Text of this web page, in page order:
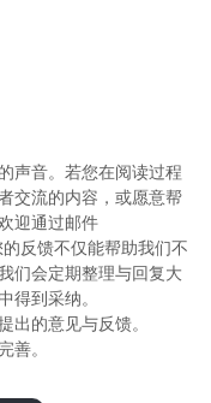
声音。若您在阅读过程
交流的内容，或愿意帮
迎通过邮件
的反馈不仅能帮助我们不
们会定期整理与回复大
得到采纳。
出的意见与反馈。
善。